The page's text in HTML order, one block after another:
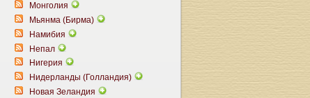
Монголия
Мьянма (Бирма)
Намибия
Непал
Нигерия
Нидерланды (Голландия)
Новая Зеландия